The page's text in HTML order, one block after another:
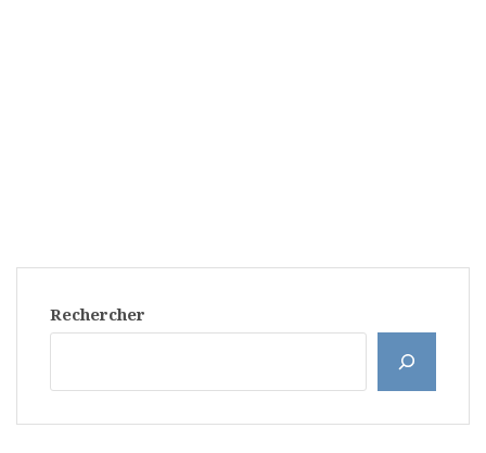
Rechercher